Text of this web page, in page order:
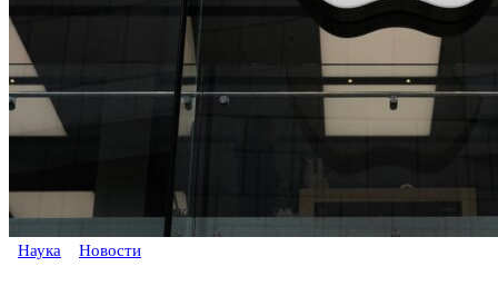
Наука Новости